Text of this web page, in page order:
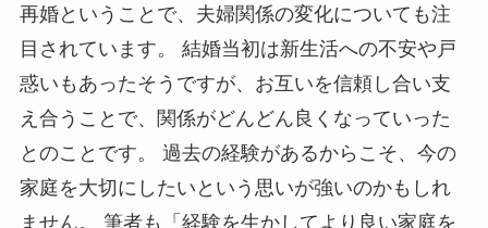
再婚ということで、夫婦関係の変化についても注
目されています。 結婚当初は新生活への不安や戸
惑いもあったそうですが、お互いを信頼し合い支
え合うことで、関係がどんどん良くなっていった
とのことです。 過去の経験があるからこそ、今の
家庭を大切にしたいという思いが強いのかもしれ
ません。 筆者も「経験を生かしてより良い家庭を